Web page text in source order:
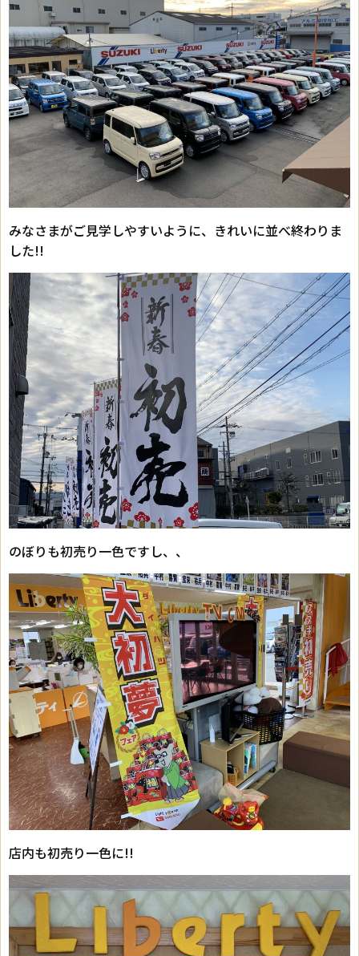
みなさまがご見学しやすいように、きれいに並べ終わりま
した!!
のぼりも初売り一色ですし、、
店内も初売り一色に!!